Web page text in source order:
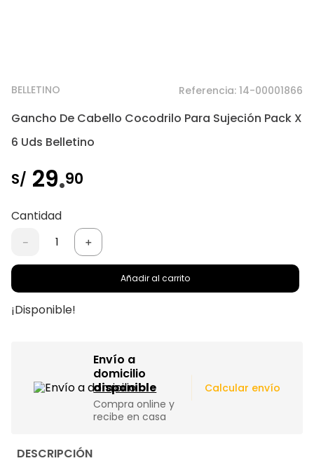
BELLETINO Referencia: 14-00001866
Gancho De Cabello Cocodrilo Para Sujeción Pack X
6 Uds Belletino
S/ 29.90
Cantidad
＋
－
Añadir al carrito
¡Disponible!
Envío a
domicilio
disponible
Compra online y
recibe en casa
| Calcular envío
DESCRIPCIÓN